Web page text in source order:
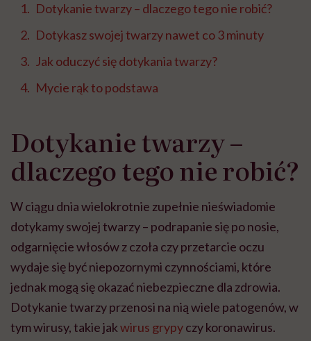
Dotykanie twarzy – dlaczego tego nie robić?
Dotykasz swojej twarzy nawet co 3 minuty
Jak oduczyć się dotykania twarzy?
Mycie rąk to podstawa
Dotykanie twarzy –
dlaczego tego nie robić?
W ciągu dnia wielokrotnie zupełnie nieświadomie
dotykamy swojej twarzy – podrapanie się po nosie,
odgarnięcie włosów z czoła czy przetarcie oczu
wydaje się być niepozornymi czynnościami, które
jednak mogą się okazać niebezpieczne dla zdrowia.
Dotykanie twarzy przenosi na nią wiele patogenów, w
tym wirusy, takie jakwirus grypyczy koronawirus.